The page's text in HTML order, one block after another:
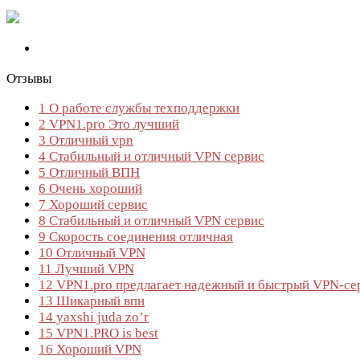
Отзывы
1 О работе службы техподдержки
2 VPN1.pro Это лучший
3 Отличный vpn
4 Стабильный и отличный VPN сервис
5 Отличный ВПН
6 Очень хороший
7 Хороший сервис
8 Стабильный и отличный VPN сервис
9 Скорость соединения отличная
10 Отличный VPN
11 Лучший VPN
12 VPN1.pro предлагает надежный и быстрый VPN-
13 Шикарный впн
14 yaxshi juda zo’r
15 VPN1.PRO is best
16 Хороший VPN